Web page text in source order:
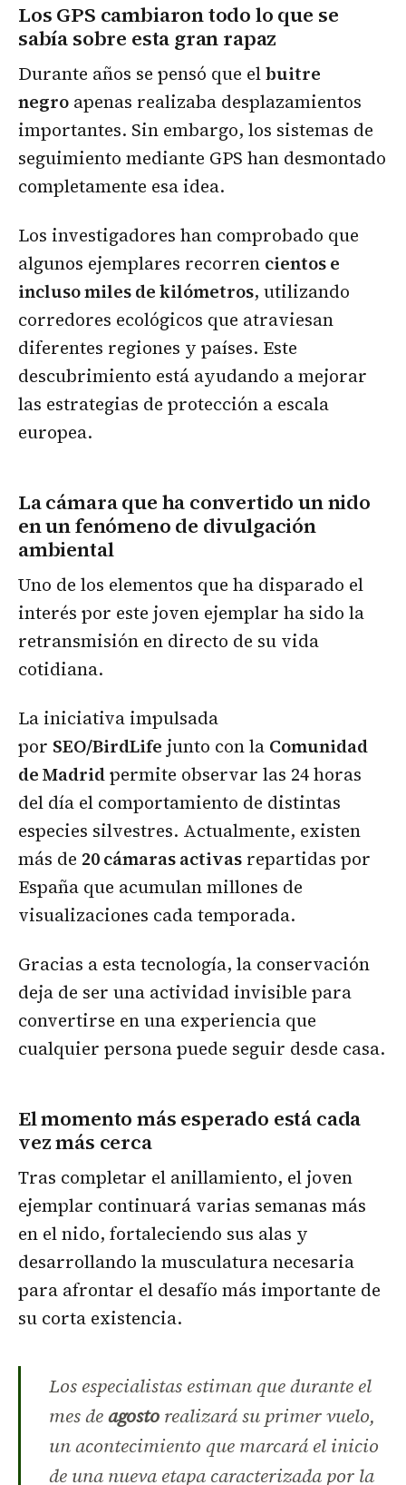
Los GPS cambiaron todo lo que se
sabía sobre esta gran rapaz
Durante años se pensó que elbuitre
negro apenas realizaba desplazamientos
importantes. Sin embargo, los sistemas de
seguimiento mediante GPS han desmontado
completamente esa idea.
Los investigadores han comprobado que
algunos ejemplares recorren cientos e
incluso miles de kilómetros, utilizando
corredores ecológicos que atraviesan
diferentes regiones y países. Este
descubrimiento está ayudando a mejorar
las estrategias de protección a escala
europea.
La cámara que ha convertido un nido
en un fenómeno de divulgación
ambiental
Uno de los elementos que ha disparado el
interés por este joven ejemplar ha sido la
retransmisión en directo de su vida
cotidiana.
La iniciativa impulsada
por SEO/BirdLife junto con la Comunidad
de Madridpermite observar las 24 horas
del día el comportamiento de distintas
especies silvestres. Actualmente, existen
más de 20 cámaras activas repartidas por
España que acumulan millones de
visualizaciones cada temporada.
Gracias a esta tecnología, la conservación
deja de ser una actividad invisible para
convertirse en una experiencia que
cualquier persona puede seguir desde casa.
El momento más esperado está cada
vez más cerca
Tras completar el anillamiento, el joven
ejemplar continuará varias semanas más
en el nido, fortaleciendo sus alas y
desarrollando la musculatura necesaria
para afrontar el desafío más importante de
su corta existencia.
Los especialistas estiman que durante el
mes deagostorealizará su primer vuelo,
un acontecimiento que marcará el inicio
de una nueva etapa caracterizada por la